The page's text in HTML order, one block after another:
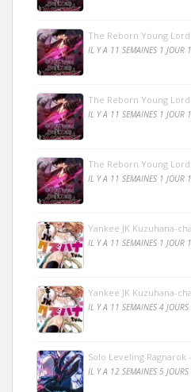
The Reborn Young
IL Y A 11 SEMAINES 1 JOUR
The Reborn Young
IL Y A 11 SEMAINES 1 JOUR
The Reborn Young
IL Y A 11 SEMAINES 1 JOUR
Yankee JK Kuzuhana-
IL Y A 11 SEMAINES 1 JOUR
Yankee JK Kuzuhana-
IL Y A 11 SEMAINES 4
Solo Leveling Ragnarok
IL Y A 12 SEMAINES 5